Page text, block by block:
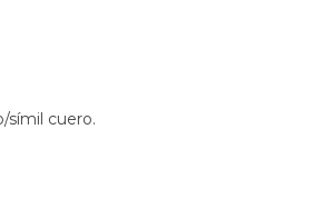
símil cuero.